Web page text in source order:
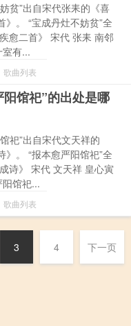
贫”出自宋代张耒的《喜
》。 “宝成丹灶不妨贫”全
愈二首》 宋代 张耒 南邻
有...
歌曲列表
阳馆祀”的出处是哪
祀”出自宋代文天祥的
》。 “报本愈严阳馆祀”全
诗》 宋代 文天祥 皇心寅
馆祀...
歌曲列表
3 4 下一页